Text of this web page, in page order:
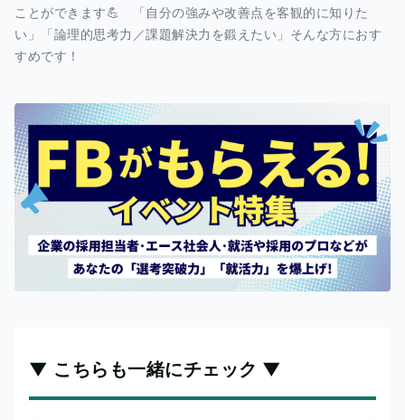
ことができます💪 「自分の強みや改善点を客観的に知りた
い」「論理的思考力／課題解決力を鍛えたい」そんな方におす
すめです！
▼ こちらも一緒にチェック ▼